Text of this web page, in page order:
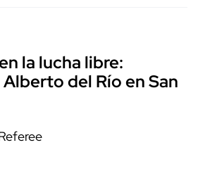
la lucha libre:
del Río en San